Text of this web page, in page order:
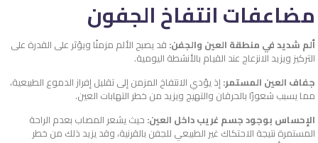
مضاعفات انتفاخ الجفون
ألم شديد في منطقة العين والجفن: قد يصبح الألم مزمنًا ويؤثر على القدرة على
التركيز ويزيد الانزعاج عند القيام بالأنشطة اليومية.
جفاف العين المستمر:إذ يؤدي الانتفاخ المزمن إلى تقليل إفراز الدموع الطبيعية،
مما يسبب شعورًا بالحرقان والتهيج ويزيد من خطر التهابات العين.
الإحساس بوجود جسم غريب داخل العين: حيث يشعر المصاب بعدم الراحة
المستمرة نتيجة الاحتكاك غير الطبيعي للجفن بالقرنية، وقد يزيد ذلك من خطر